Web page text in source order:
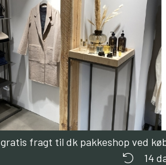
gratis fragt til dk pakkeshop ved
14